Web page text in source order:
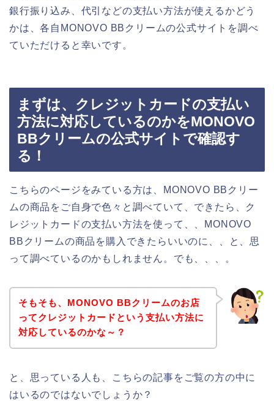
銀行振り込み、代引などの支払い方法が使えるかどう
かは、各自MONOVO BBクリームの公式サイトを調べ
ていただけると幸いです。
まずは、クレジットカードの支払い
方法に対応しているのかをMONOVO
BBクリームの公式サイトで確認す
る！
こちらのページをみている方は、MONOVO BBクリー
ムの商品をご自身で色々と調べていて、できたら、ク
レジットカードの支払い方法を使って、、MONOVO
BBクリームの商品を購入できたらいいのに、、と、思
って調べているのかもしれません。でも、、、。
そもそも、MONOVO BBクリームのお店
ってクレジットカードという支払い方法に
対応しているのかな～？
と、思っている人も、こちらの記事をご覧の方の中に
はいるのではないでしょうか？